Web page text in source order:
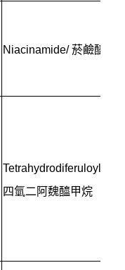
Niacinamide/ 菸鹼醯胺
四氫二阿魏醯甲烷